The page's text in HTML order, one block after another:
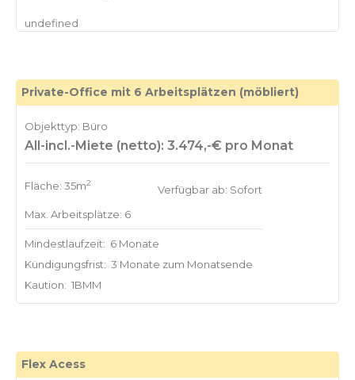
Private-Office mit 6 Arbeitsplätzen (möbliert)
Objekttyp: Büro
All-incl.-Miete (netto): 3.474,-€ pro Monat
Fläche: 35m2
Max. Arbeitsplätze: 6
Verfügbar ab: Sofort
Mindestlaufzeit: 6 Monate
Kündigungsfrist: 3 Monate zum Monatsende
Kaution: 1BMM
Flex Acess